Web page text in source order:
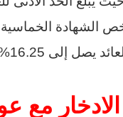
الشهادة الخماسية
إلى 16.25% سنويًا.
مع